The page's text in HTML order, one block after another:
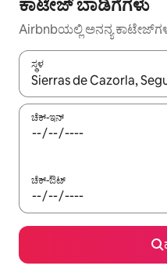
ಕಾಟೇಜ್ ಬಾಡಿಗೆಗಳು
Airbnbಯಲ್ಲಿ ಅನನ್ಯ
ಸ್ಥಳ
ಫಲಿತಾಂಶಗಳು ಲಭ್ಯವಿರುವಾಗ,
ಚೆಕ್-ಇನ್
ಚೆಕ್-ಔಟ್